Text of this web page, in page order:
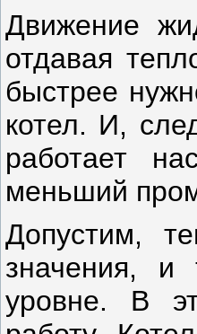
Движение
отдавая
быстрее
котел. И,
работает
меньший
Допустим,
значения, и
уровне. В